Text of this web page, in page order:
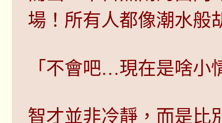
場！所有人都像潮水般
「不會吧…現在是啥小
智才並非冷靜，而是比